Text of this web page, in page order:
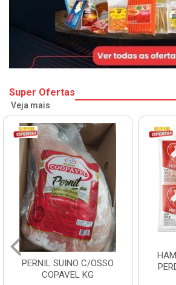
Super Ofertas
Veja mais
PERNIL SUINO C/OSSO
COPAVEL KG